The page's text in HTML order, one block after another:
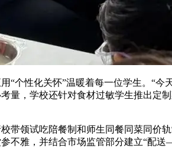
性化关怀”温暖着每一位学生。“今
量，学校还针对食材过敏学生推出定
领试吃陪餐制和师生同餐同菜同价轨
不雅，并结合市场监管部分建立“配